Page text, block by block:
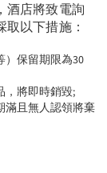
酒店將致電詢
以下措施：
）保留期限為30
，將即時銷毀;
滿且無人認領將棄